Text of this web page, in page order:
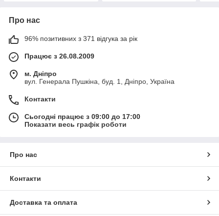
Про нас
96% позитивних з 371 відгука за рік
Працює з 26.08.2009
м. Дніпро
вул. Генерала Пушкіна, буд. 1, Дніпро, Україна
Контакти
Сьогодні працює з 09:00 до 17:00
Показати весь графік роботи
Про нас
Контакти
Доставка та оплата